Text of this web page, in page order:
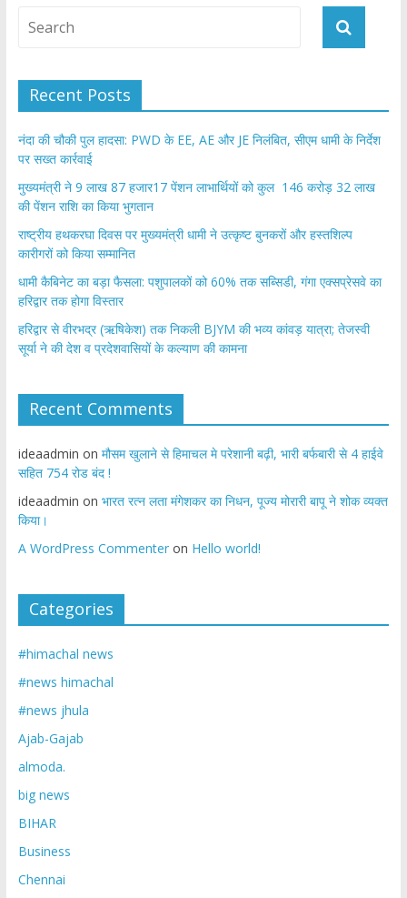
Recent Posts
नंदा की चौकी पुल हादसा: PWD के EE, AE और JE निलंबित, सीएम धामी के निर्देश
पर सख्त कार्रवाई
मुख्यमंत्री ने 9 लाख 87 हजार17 पेंशन लाभार्थियों को कुल 146 करोड़ 32 लाख
की पेंशन राशि का किया भुगतान
राष्ट्रीय हथकरघा दिवस पर मुख्यमंत्री धामी ने उत्कृष्ट बुनकरों और हस्तशिल्प
कारीगरों को किया सम्मानित
​धामी कैबिनेट का बड़ा फैसला: पशुपालकों को 60% तक सब्सिडी, गंगा एक्सप्रेसवे का
हरिद्वार तक होगा विस्तार
​हरिद्वार से वीरभद्र (ऋषिकेश) तक निकली BJYM की भव्य कांवड़ यात्रा; तेजस्वी
सूर्या ने की देश व प्रदेशवासियों के कल्याण की कामना
Recent Comments
ideaadmin on मौसम खुलाने से हिमाचल मे परेशानी बढ़ी, भारी बर्फबारी से 4 हाईवे
सहित 754 रोड बंद !
ideaadmin on भारत रत्न लता मंगेशकर का निधन, पूज्य मोरारी बापू ने शोक व्यक्त
किया।
A WordPress Commenteron Hello world!
Categories
#himachal news
#news himachal
#news jhula
Ajab-Gajab
almoda.
big news
BIHAR
Business
Chennai